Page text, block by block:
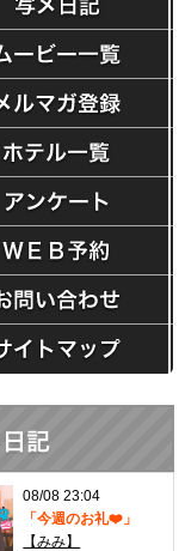
08/08 23:04
「今週のお礼❤️」
【みみ】